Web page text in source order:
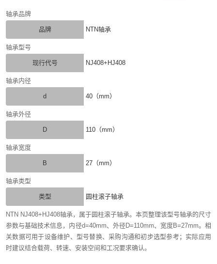
轴承品牌
品牌 NTN轴承
轴承型号
现行代号 NJ408+HJ408
轴承内径
d 40（mm）
轴承外径
D 110（mm）
轴承宽度
B 27（mm）
轴承类型
类型 圆柱滚子轴承
NTN NJ408+HJ408轴承，属于圆柱滚子轴承。本页整理该型号轴承的尺寸
参数与基础技术信息，内径d=40mm、外径D=110mm、宽度B=27mm。相
关数据可用于设备维护、型号替换、采购沟通和初步选型参考；实际应用
时建议结合载荷、转速、安装空间和工况要求确认。